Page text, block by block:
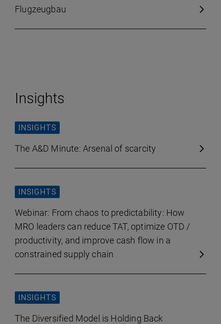
Flugzeugbau
Insights
INSIGHTS
The A&D Minute: Arsenal of scarcity
INSIGHTS
Webinar: From chaos to predictability: How
MRO leaders can reduce TAT, optimize OTD /
productivity, and improve cash flow in a
constrained supply chain
INSIGHTS
The Diversified Model is Holding Back